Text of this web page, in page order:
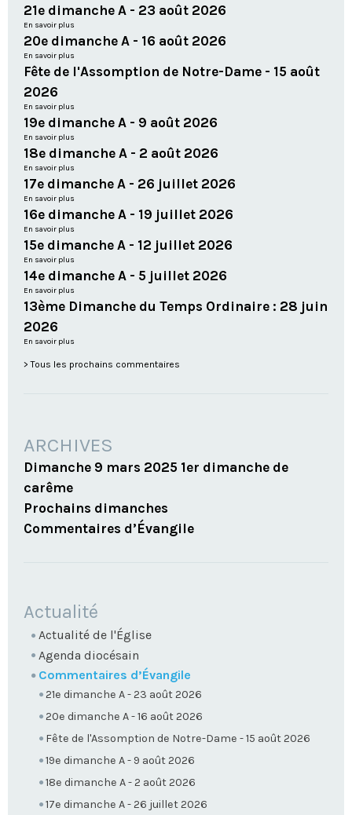
21e dimanche A - 23 août 2026
En savoir plus
20e dimanche A - 16 août 2026
En savoir plus
Fête de l'Assomption de Notre-Dame - 15 août
2026
En savoir plus
19e dimanche A - 9 août 2026
En savoir plus
18e dimanche A - 2 août 2026
En savoir plus
17e dimanche A - 26 juillet 2026
En savoir plus
16e dimanche A - 19 juillet 2026
En savoir plus
15e dimanche A - 12 juillet 2026
En savoir plus
14e dimanche A - 5 juillet 2026
En savoir plus
13ème Dimanche du Temps Ordinaire : 28 juin
2026
En savoir plus
Tous les prochains commentaires
ARCHIVES
Dimanche 9 mars 2025 1er dimanche de
carême
Prochains dimanches
Commentaires d’Évangile
NAVIGATION
Actualité
Actualité de l'Église
Agenda diocésain
Commentaires d’Évangile
21e dimanche A - 23 août 2026
20e dimanche A - 16 août 2026
Fête de l'Assomption de Notre-Dame - 15 août 2026
19e dimanche A - 9 août 2026
18e dimanche A - 2 août 2026
17e dimanche A - 26 juillet 2026